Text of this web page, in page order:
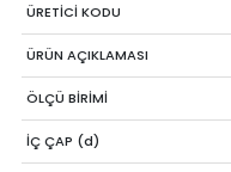
ÜRETİCİ KODU
ÜRÜN AÇIKLAMASI
ÖLÇÜ BİRİMİ
İÇ ÇAP (d)